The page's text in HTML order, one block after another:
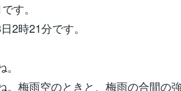
す。
2時21分です。
梅雨空のときと、梅雨の合間の